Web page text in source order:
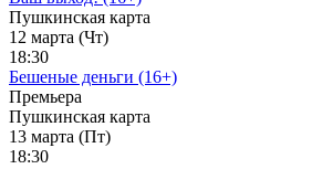
Пушкинская карта
12 марта (Чт)
18:30
Бешеные деньги (16+)
Премьера
Пушкинская карта
13 марта (Пт)
18:30